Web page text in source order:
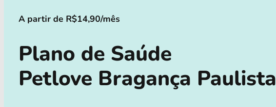
A partir de R$14,90/mês
Plano de Saúde
Petlove Bragança Paulista